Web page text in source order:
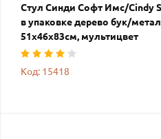
Стул Синди Софт Имс/Cindy
в упаковке дерево бук/
51х46х83см, мультицвет
Код: 15418